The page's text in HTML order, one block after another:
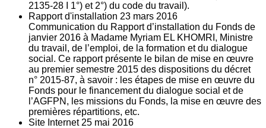
2135‐28 I 1°) et 2°) du code du travail).
Rapport d'installation 23 mars 2016
Communication du Rapport d’installation du Fonds de
janvier 2016 à Madame Myriam EL KHOMRI, Ministre
du travail, de l’emploi, de la formation et du dialogue
social. Ce rapport présente le bilan de mise en œuvre
au premier semestre 2015 des dispositions du décret
n° 2015-87, à savoir : les étapes de mise en œuvre du
Fonds pour le financement du dialogue social et de
l’AGFPN, les missions du Fonds, la mise en œuvre des
premières répartitions, etc.
Site Internet 25 mai 2016